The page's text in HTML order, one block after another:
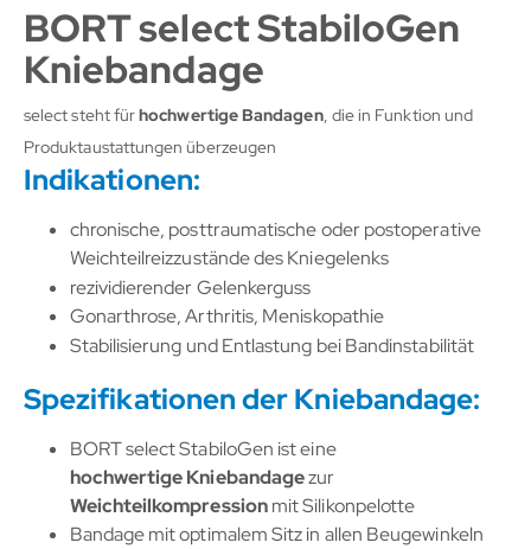
BORT select StabiloGen
Kniebandage
select steht fürhochwertige Bandagen, die in Funktion und
Produktaustattungen überzeugen
Indikationen:
chronische, posttraumatische oder postoperative
Weichteilreizzustände des Kniegelenks
rezividierender Gelenkerguss
Gonarthrose, Arthritis, Meniskopathie
Stabilisierung und Entlastung bei Bandinstabilität
Spezifikationen der Kniebandage:
BORT select StabiloGen ist eine
hochwertige Kniebandagezur
Weichteilkompressionmit Silikonpelotte
Bandage mit optimalem Sitz in allen Beugewinkeln